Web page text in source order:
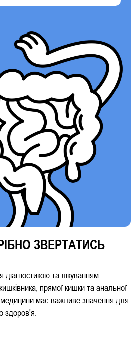
ЗВЕРТАТИСЬ
діагностикою та лікуванням
прямої кишки та анальної
має важливе значення для
здоров'я.